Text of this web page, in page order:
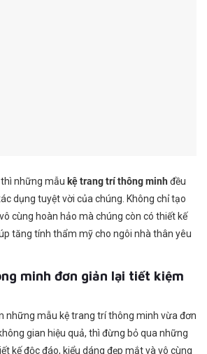
những mẫu kệ trang trí thông minh đều
dụng tuyệt vời của chúng. Không chỉ tạo
cùng hoàn hảo mà chúng còn có thiết kế
tăng tính thẩm mỹ cho ngôi nhà thân yêu
minh đơn giản lại tiết kiệm
những mẫu kệ trang trí thông minh vừa đơn
gian hiệu quả, thì đừng bỏ qua những
kế độc đáo, kiểu dáng đẹp mắt và vô cùng